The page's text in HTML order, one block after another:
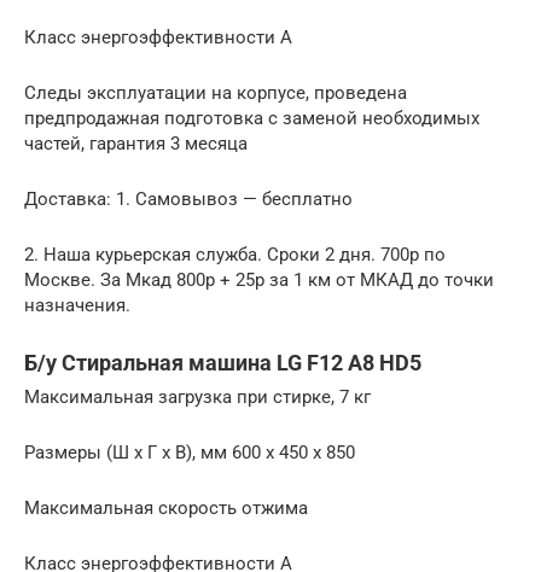
Класс энергоэффективности A
Следы эксплуатации на корпусе, проведена
предпродажная подготовка с заменой необходимых
частей, гарантия 3 месяца
Доставка: 1. Самовывоз — бесплатно
2. Наша курьерская служба. Сроки 2 дня. 700р по
Москве. За Мкад 800р + 25р за 1 км от МКАД до точки
назначения.
Б/у Стиральная машина LG F12 A8 HD5
Максимальная загрузка при стирке, 7 кг
Размеры (Ш x Г x В), мм 600 x 450 x 850
Максимальная скорость отжима
Класс энергоэффективности A